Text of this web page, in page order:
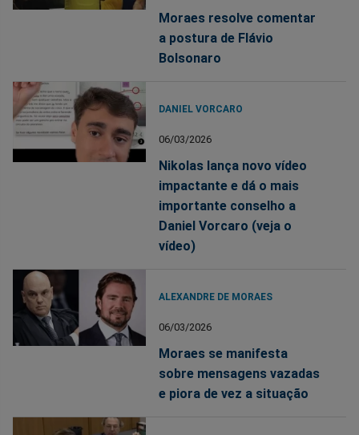
Moraes resolve comentar
a postura de Flávio
Bolsonaro
DANIEL VORCARO
06/03/2026
Nikolas lança novo vídeo
impactante e dá o mais
importante conselho a
Daniel Vorcaro (veja o
vídeo)
ALEXANDRE DE MORAES
06/03/2026
Moraes se manifesta
sobre mensagens vazadas
e piora de vez a situação